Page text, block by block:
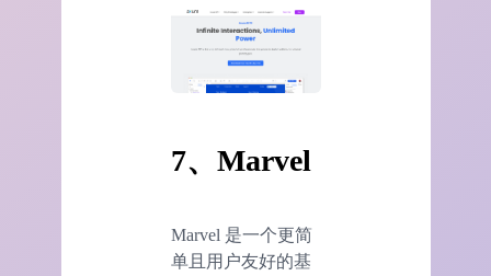
7、Marvel
Marvel 是一个更简
单且用户友好的基